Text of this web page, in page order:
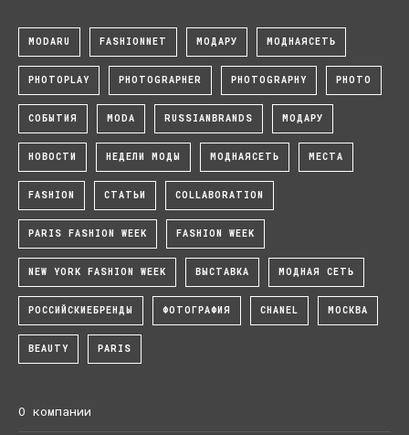
MODARU FASHIONNET МОДАРУ МОДНАЯСЕТЬ
PHOTOPLAY PHOTOGRAPHER PHOTOGRAPHY PHOTO
СОБЫТИЯ MODA RUSSIANBRANDS МОДАРУ
НОВОСТИ НЕДЕЛИ МОДЫ МОДНАЯСЕТЬ МЕСТА
FASHION СТАТЬИ COLLABORATION
PARIS FASHION WEEK FASHION WEEK
NEW YORK FASHION WEEK ВЫСТАВКА МОДНАЯ СЕТЬ
РОССИЙСКИЕБРЕНДЫ ФОТОГРАФИЯ CHANEL МОСКВА
BEAUTY PARIS
О компании